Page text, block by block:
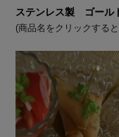
ステンレス製 ゴール
(商品名をクリックする